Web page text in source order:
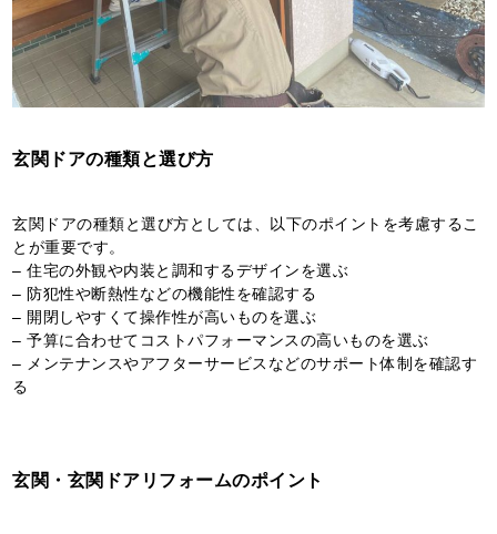
玄関ドアの種類と選び方
玄関ドアの種類と選び方としては、以下のポイントを考慮するこ
とが重要です。
– 住宅の外観や内装と調和するデザインを選ぶ
– 防犯性や断熱性などの機能性を確認する
– 開閉しやすくて操作性が高いものを選ぶ
– 予算に合わせてコストパフォーマンスの高いものを選ぶ
– メンテナンスやアフターサービスなどのサポート体制を確認す
る
玄関・玄関ドアリフォームのポイント